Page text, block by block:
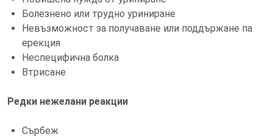
Болезнено или трудно уриниране
Невъзможност за получаване или поддържане па
ерекция
Неспецифична болка
Втрисане
Редки нежелани реакции
Сърбеж